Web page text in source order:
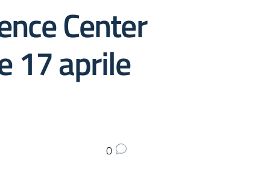
Center
17 aprile
0